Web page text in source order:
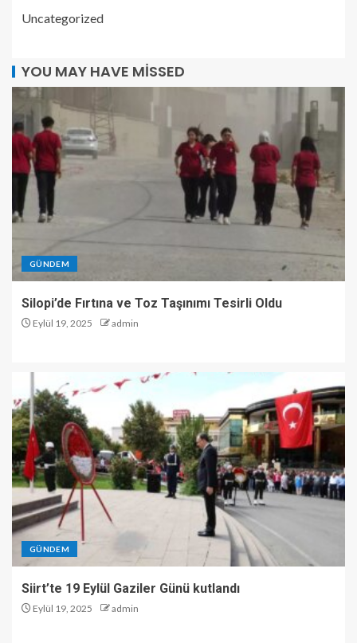
Uncategorized
YOU MAY HAVE MISSED
GÜNDEM
Silopi’de Fırtına ve Toz Taşınımı Tesirli Oldu
Eylül 19, 2025 admin
GÜNDEM
Siirt’te 19 Eylül Gaziler Günü kutlandı
Eylül 19, 2025 admin